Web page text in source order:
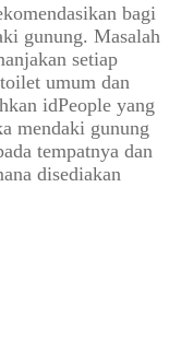
bagi
gunung. Masalah
setiap
umum dan
idPeople yang
mendaki gunung
tempatnya dan
disediakan